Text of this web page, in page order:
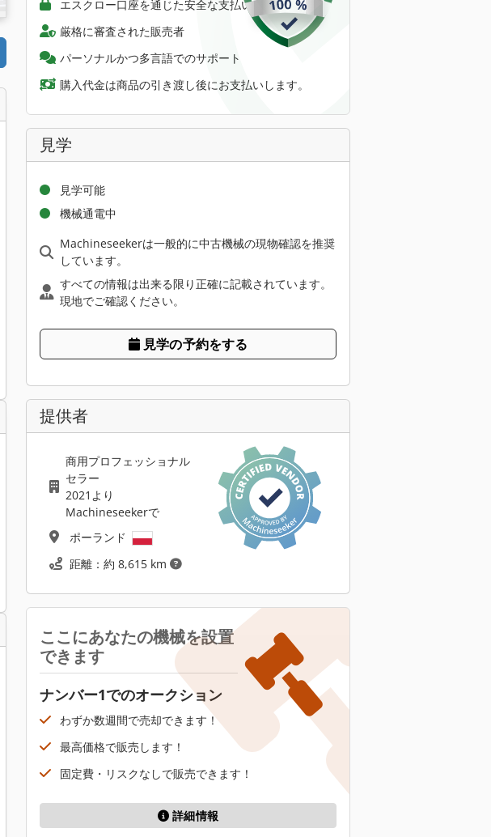
エスクロー口座を通じた安全な支払い
厳格に審査された販売者
パーソナルかつ多言語でのサポート
購入代金は商品の引き渡し後にお支払いします。
見学
見学可能
機械通電中
Machineseekerは一般的に中古機械の現物確認を推奨
しています。
すべての情報は出来る限り正確に記載されています。
現地でご確認ください。
見学の予約をする
提供者
商用プロフェッショナル
セラー
2021より
Machineseekerで
ポーランド
距離：約 8,615 km
ここにあなたの機械を設置
できます
ナンバー1でのオークション
わずか数週間で売却できます！
最高価格で販売します！
固定費・リスクなしで販売できます！
詳細情報